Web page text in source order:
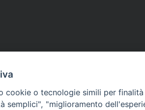
cookie o tecnologie simili per
semplici", "miglioramento